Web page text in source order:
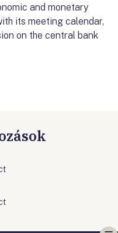
and monetary
its meeting calendar,
on the central bank